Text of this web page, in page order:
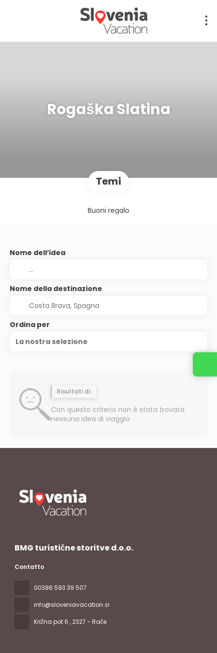
Rogaška Slatina
Temi
Buoni regalo
Nome dell’idea
Nome della destinazione
Ordina per
La nostra selezione
Risultati di:
Con questo criterio non è stata trovata
nessuna idea di viaggio
BMG turistične storitve d.o.o.
Contatto
00386 593 39 507
info@sloveniavacation.si
Križna pot 6 , 2327 - Rače